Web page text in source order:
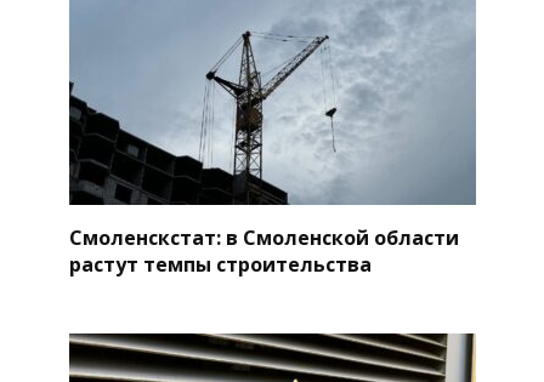
Смоленскстат: в Смоленской области
растут темпы строительства